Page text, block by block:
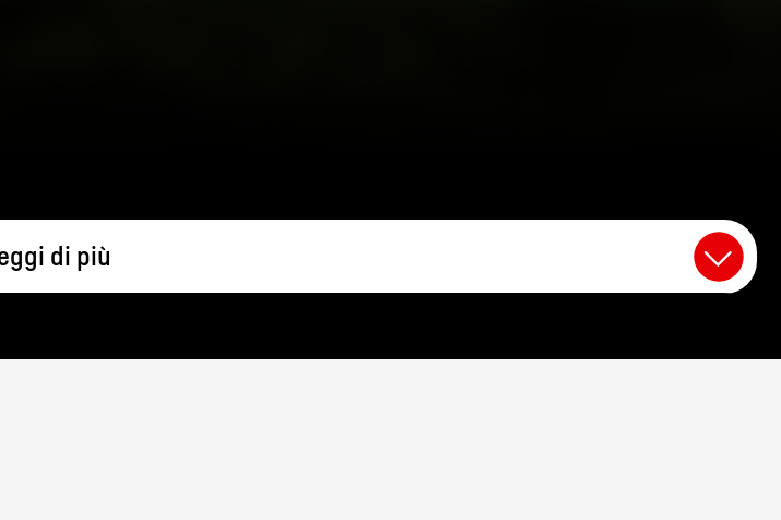
di più
sono protetti da una camicia protettiva.